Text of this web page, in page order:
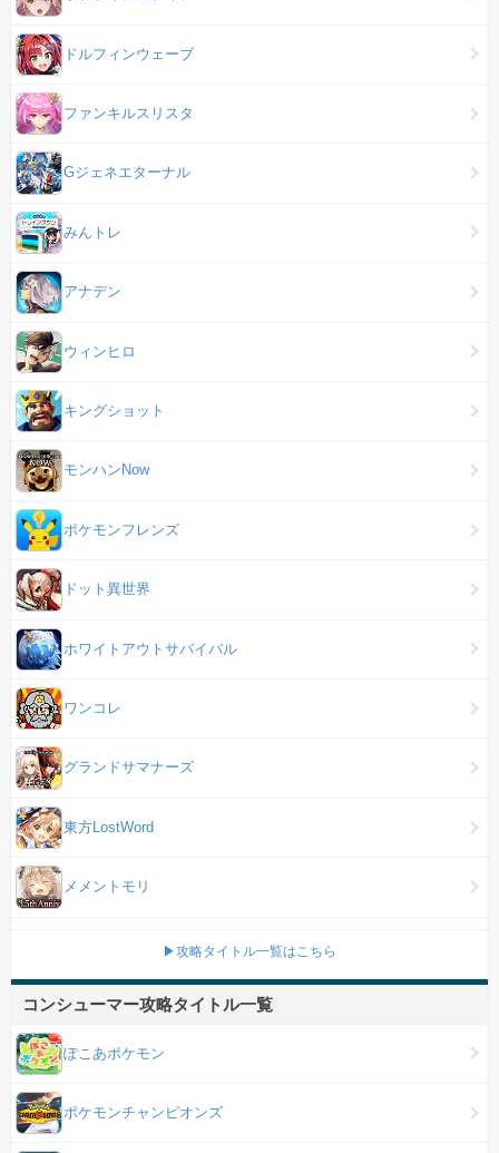
ドルフィンウェーブ
ファンキルスリスタ
Gジェネエターナル
みんトレ
アナデン
ウィンヒロ
キングショット
モンハンNow
ポケモンフレンズ
ドット異世界
ホワイトアウトサバイバル
ワンコレ
グランドサマナーズ
東方LostWord
メメントモリ
▶攻略タイトル一覧はこちら
コンシューマー攻略タイトル一覧
ぽこあポケモン
ポケモンチャンピオンズ